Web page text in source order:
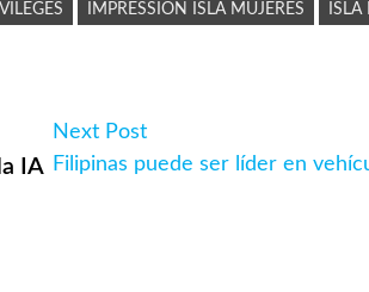
IMPRESSION ISLA MUJERES ISLA
IA
Next PostNext
post:
Filipinas puede ser líder en